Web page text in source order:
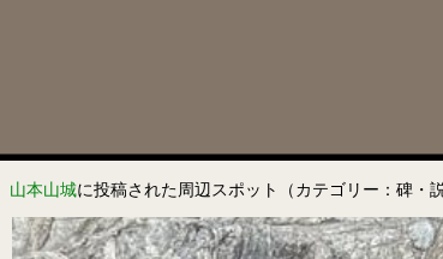
山本山城に投稿された周辺スポット（カテゴリー：碑・